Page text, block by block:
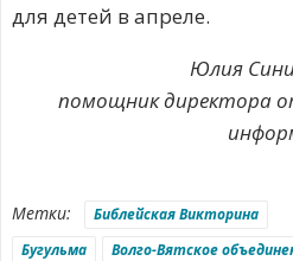
для детей в апреле.
Юлия
помощник директора
Метки:
Библейская Викторина
Бугульма
Волго-Вятское